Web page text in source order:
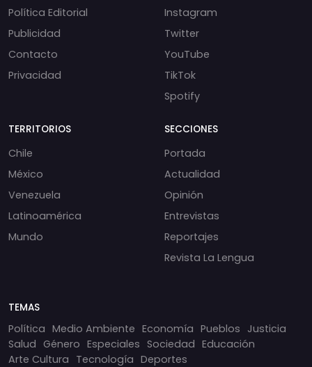
Política Editorial
Publicidad
Contacto
Privacidad
Instagram
Twitter
YouTube
TikTok
Spotify
TERRITORIOS
Chile
México
Venezuela
Latinoamérica
Mundo
SECCIONES
Portada
Actualidad
Opinión
Entrevistas
Reportajes
Revista La Lengua
TEMAS
Política Medio Ambiente Economía Pueblos Justicia
Salud Género Especiales Sociedad Educación
Arte Cultura Tecnología Deportes